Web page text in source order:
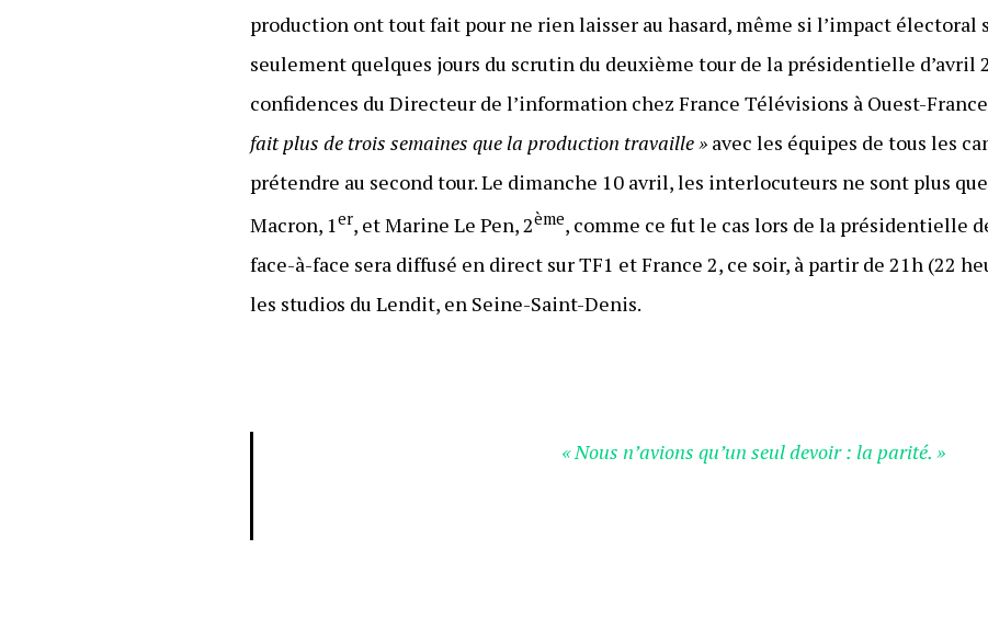
production ont tout fait pour ne rien laisser au hasard, même si l’impact électoral
seulement quelques jours du scrutin du deuxième tour de la présidentielle d’avril
confidences du Directeur de l’information chez France Télévisions à Ouest-
fait plus de trois semaines que la production travaille » avec les équipes de tous les
prétendre au second tour. Le dimanche 10 avril, les interlocuteurs ne sont plus
Macron, 1er, et Marine Le Pen, 2ème, comme ce fut le cas lors de la présidentielle
face-à-face sera diffusé en direct sur TF1 et France 2, ce soir, à partir de 21h (22
les studios du Lendit, en Seine-Saint-Denis.
« Nous n’avions qu’un seul devoir : la parité. »